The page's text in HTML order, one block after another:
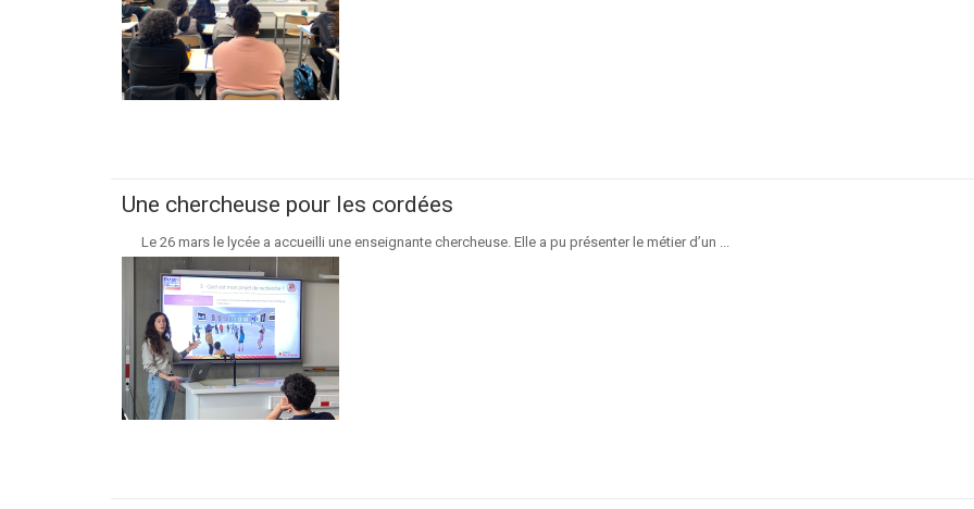
Une chercheuse pour les cordées
Le 26 mars le lycée a accueilli une enseignante chercheuse. Elle a pu présenter le métier d’un ...